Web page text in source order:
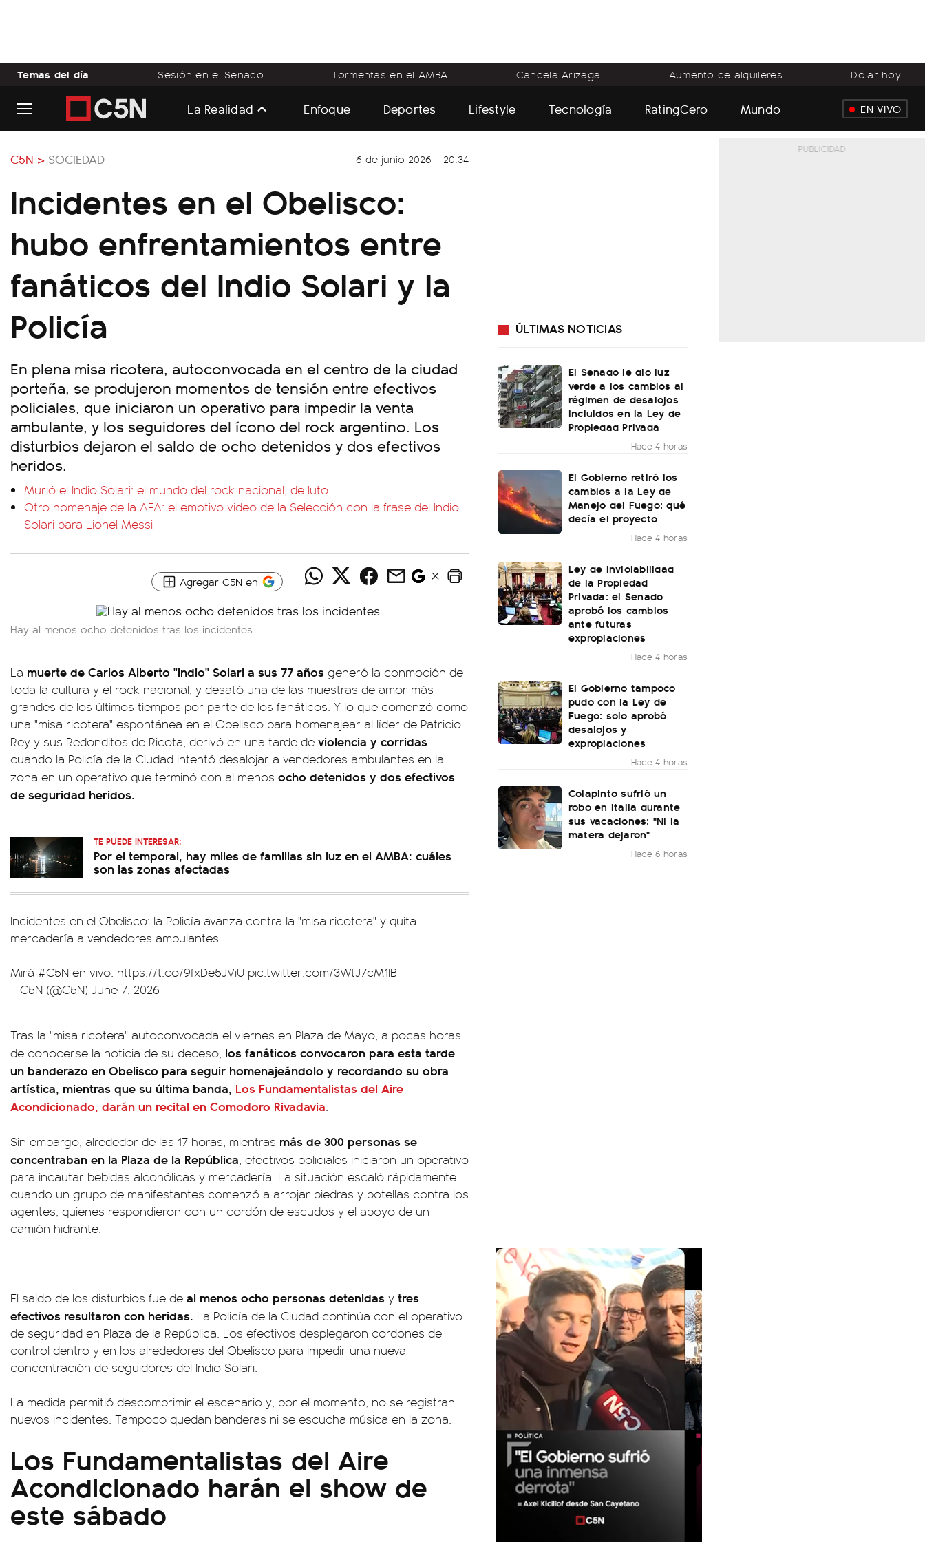
Temas del día Sesión en el Senado Tormentas en el AMBA Candela Arizaga Aumento de alquileres Dólar hoy
La Realidad Enfoque Deportes Lifestyle Tecnología RatingCero Mundo EN VIVO
C5N > SOCIEDAD 6 de junio 2026 - 20:34
Incidentes en el Obelisco:
hubo enfrentamientos entre
fanáticos del Indio Solari y la
Policía
En plena misa ricotera, autoconvocada en el centro de la ciudad
porteña, se produjeron momentos de tensión entre efectivos
policiales, que iniciaron un operativo para impedir la venta
ambulante, y los seguidores del ícono del rock argentino. Los
disturbios dejaron el saldo de ocho detenidos y dos efectivos
heridos.
Murió el Indio Solari: el mundo del rock nacional, de luto
Otro homenaje de la AFA: el emotivo video de la Selección con la frase del Indio
Solari para Lionel Messi
Agregar C5N en
Hay al menos ocho detenidos tras los incidentes.
La muerte de Carlos Alberto "Indio" Solari a sus 77 años generó la conmoción de
toda la cultura y el rock nacional, y desató una de las muestras de amor más
grandes de los últimos tiempos por parte de los fanáticos. Y lo que comenzó como
una "misa ricotera" espontánea en el Obelisco para homenajear al líder de Patricio
Rey y sus Redonditos de Ricota, derivó en una tarde de violencia y corridas
cuando la Policía de la Ciudad intentó desalojar a vendedores ambulantes en la
zona en un operativo que terminó con al menos ocho detenidos y dos efectivos
de seguridad heridos.
TE PUEDE INTERESAR:
Por el temporal, hay miles de familias sin luz en el AMBA: cuáles
son las zonas afectadas
Incidentes en el Obelisco: la Policía avanza contra la "misa ricotera" y quita
mercadería a vendedores ambulantes.
Mirá #C5N en vivo: https://t.co/9fxDe5JViU pic.twitter.com/3WtJ7cM1IB
— C5N (@C5N) June 7, 2026
Tras la "misa ricotera" autoconvocada el viernes en Plaza de Mayo, a pocas horas
de conocerse la noticia de su deceso, los fanáticos convocaron para esta tarde
un banderazo en Obelisco para seguir homenajeándolo y recordando su obra
artística, mientras que su última banda, Los Fundamentalistas del Aire
Acondicionado, darán un recital en Comodoro Rivadavia.
Sin embargo, alrededor de las 17 horas, mientras más de 300 personas se
concentraban en la Plaza de la República, efectivos policiales iniciaron un operativo
para incautar bebidas alcohólicas y mercadería. La situación escaló rápidamente
cuando un grupo de manifestantes comenzó a arrojar piedras y botellas contra los
agentes, quienes respondieron con un cordón de escudos y el apoyo de un
camión hidrante.
El saldo de los disturbios fue de al menos ocho personas detenidas y tres
efectivos resultaron con heridas. La Policía de la Ciudad continúa con el operativo
de seguridad en Plaza de la República. Los efectivos desplegaron cordones de
control dentro y en los alrededores del Obelisco para impedir una nueva
concentración de seguidores del Indio Solari.
La medida permitió descomprimir el escenario y, por el momento, no se registran
nuevos incidentes. Tampoco quedan banderas ni se escucha música en la zona.
Los Fundamentalistas del Aire
Acondicionado harán el show de
este sábado
ÚLTIMAS NOTICIAS
El Senado le dio luz
verde a los cambios al
régimen de desalojos
incluidos en la Ley de
Propiedad Privada
Hace 4 horas
El Gobierno retiró los
cambios a la Ley de
Manejo del Fuego: qué
decía el proyecto
Hace 4 horas
Ley de Inviolabilidad
de la Propiedad
Privada: el Senado
aprobó los cambios
ante futuras
expropiaciones
Hace 4 horas
El Gobierno tampoco
pudo con la Ley de
Fuego: solo aprobó
desalojos y
expropiaciones
Hace 4 horas
Colapinto sufrió un
robo en Italia durante
sus vacaciones: "Ni la
matera dejaron"
Hace 6 horas